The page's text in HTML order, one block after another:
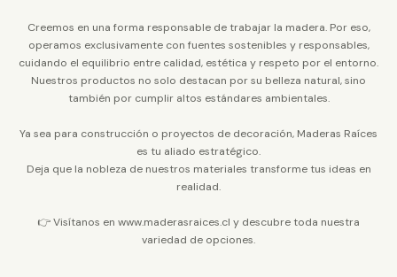
Creemos en una forma responsable de trabajar la madera. Por eso,
operamos exclusivamente con fuentes sostenibles y responsables,
cuidando el equilibrio entre calidad, estética y respeto por el entorno.
Nuestros productos no solo destacan por su belleza natural, sino
también por cumplir altos estándares ambientales.
Ya sea para construcción o proyectos de decoración, Maderas Raíces
es tu aliado estratégico.
Deja que la nobleza de nuestros materiales transforme tus ideas en
realidad.
👉 Visítanos en www.maderasraices.cl y descubre toda nuestra
variedad de opciones.